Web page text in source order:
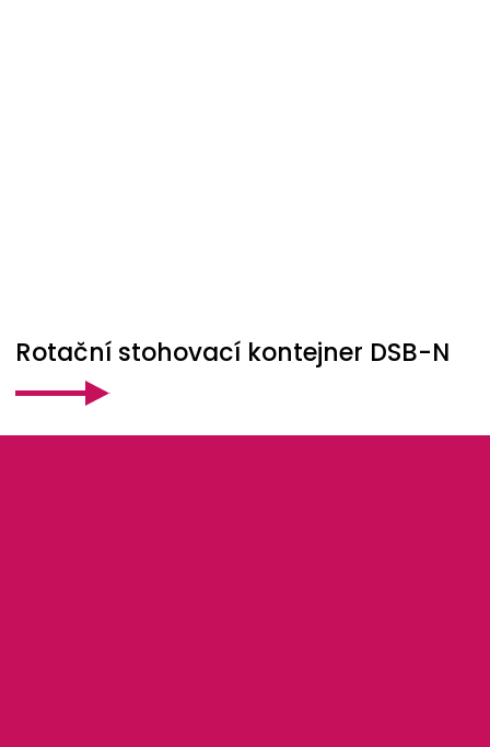
Rotační stohovací kontejner DSB-N